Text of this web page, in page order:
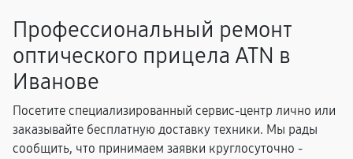
Профессиональный ремонт
оптического прицела ATN в
Иванове
Посетите специализированный сервис-центр лично или
заказывайте бесплатную доставку техники. Мы рады
сообщить, что принимаем заявки круглосуточно -